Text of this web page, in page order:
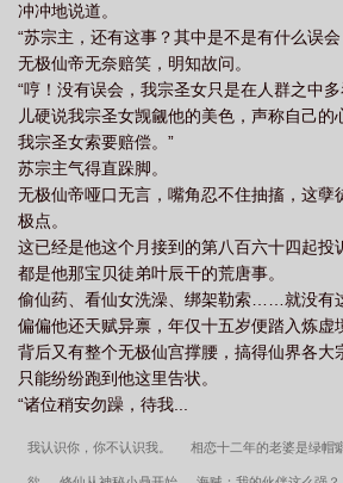
冲冲地说道。
“苏宗主，还有这事？其中是不是有什么误会
无极仙帝无奈赔笑，明知故问。
“哼！没有误会，我宗圣女只是在人群之中
儿硬说我宗圣女觊觎他的美色，声称自己的
我宗圣女索要赔偿。”
苏宗主气得直跺脚。
无极仙帝哑口无言，嘴角忍不住抽搐，这孽
极点。
这已经是他这个月接到的第八百六十四起投
都是他那宝贝徒弟叶辰干的荒唐事。
偷仙药、看仙女洗澡、绑架勒索……就没有
偏偏他还天赋异禀，年仅十五岁便踏入炼虚
背后又有整个无极仙宫撑腰，搞得仙界各大
只能纷纷跑到他这里告状。
“诸位稍安勿躁，待我...
我认识你，你不认识我。 相恋十二年的老婆是绿帽